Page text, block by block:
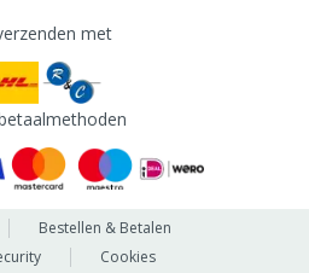
met
Bestellen & Betalen
Cookies